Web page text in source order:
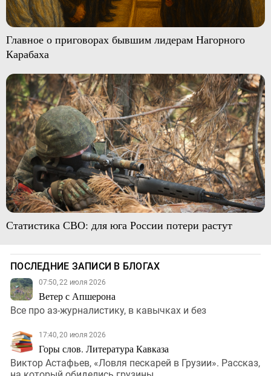
Главное о приговорах бывшим лидерам Нагорного
Карабаха
Статистика СВО: для юга России потери растут
ПОСЛЕДНИЕ ЗАПИСИ В БЛОГАХ
07:50, 22 июля 2026
Ветер с Апшерона
Все про аз-журналистику, в кавычках и без
17:40, 20 июля 2026
Горы слов. Литература Кавказа
Виктор Астафьев, «Ловля пескарей в Грузии». Рассказ,